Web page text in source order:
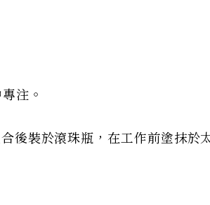
注。
後裝於滾珠瓶，在工作前塗抹於